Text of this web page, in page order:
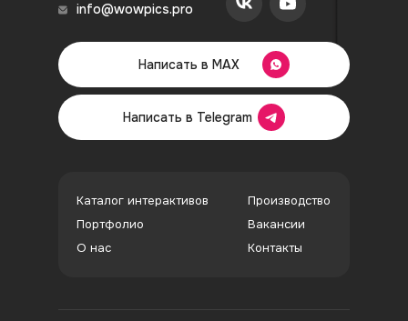
info@wowpics.pro
Каталог интерактивов
Портфолио
О нас
Производство
Вакансии
Контакты
Написать в Telegram
Написать в MAX